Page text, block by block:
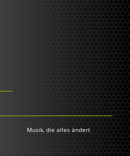
Musik, die alles ändert